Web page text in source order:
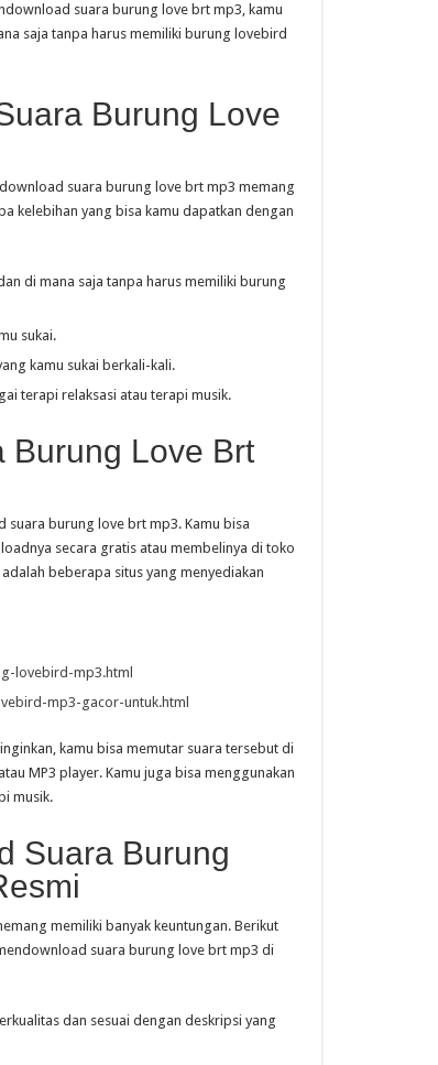
suara burung love brt mp3, kamu
saja tanpa harus memiliki burung lovebird
Burung Love
suara burung love brt mp3 memang
kelebihan yang bisa kamu dapatkan dengan
di mana saja tanpa harus memiliki burung
sukai.
kamu sukai berkali-kali.
terapi relaksasi atau terapi musik.
Burung Love Brt
suara burung love brt mp3. Kamu bisa
secara gratis atau membelinya di toko
beberapa situs yang menyediakan
lovebird-mp3.html
mp3-gacor-untuk.html
kamu bisa memutar suara tersebut di
MP3 player. Kamu juga bisa menggunakan
musik.
Suara Burung
memiliki banyak keuntungan. Berikut
suara burung love brt mp3 di
dan sesuai dengan deskripsi yang